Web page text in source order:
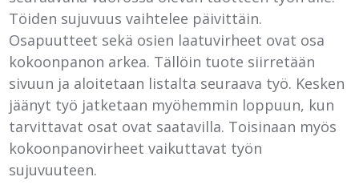
Töiden sujuvuus vaihtelee päivittäin.
Osapuutteet sekä osien laatuvirheet ovat osa
kokoonpanon arkea. Tällöin tuote siirretään
sivuun ja aloitetaan listalta seuraava työ. Kesken
jäänyt työ jatketaan myöhemmin loppuun, kun
tarvittavat osat ovat saatavilla. Toisinaan myös
kokoonpanovirheet vaikuttavat työn
sujuvuuteen.